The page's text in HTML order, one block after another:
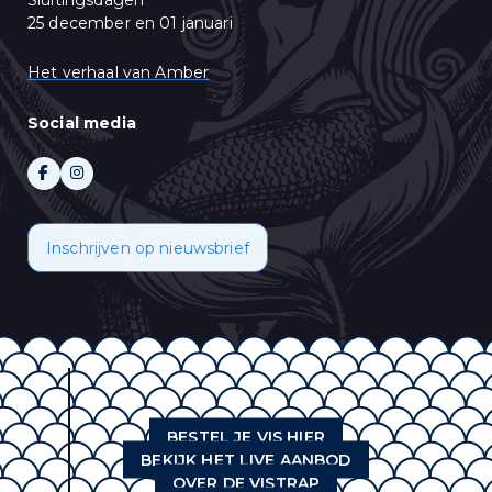
25 december en 01 januari
Het verhaal van Amber
Social media
Inschrijven op nieuwsbrief
BESTEL JE VIS HIER
BEKIJK HET LIVE AANBOD
OVER DE VISTRAP